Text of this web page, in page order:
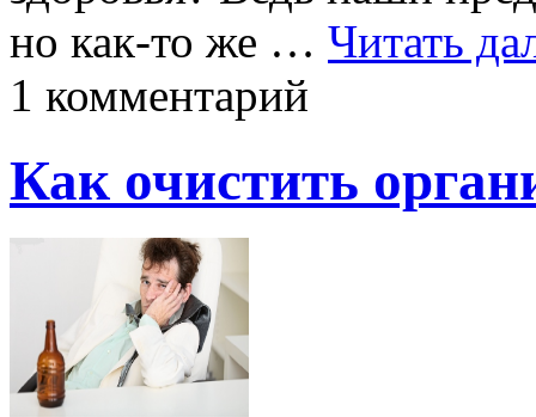
но как-то же … Читать
1 комментарий
Как очистить